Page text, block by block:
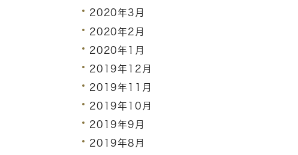
2020年3月
2020年2月
2020年1月
2019年12月
2019年11月
2019年10月
2019年9月
2019年8月